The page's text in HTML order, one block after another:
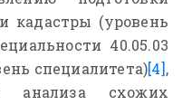
кадастры (уровень
40.05.03
специалитета)[4],
анализа схожих